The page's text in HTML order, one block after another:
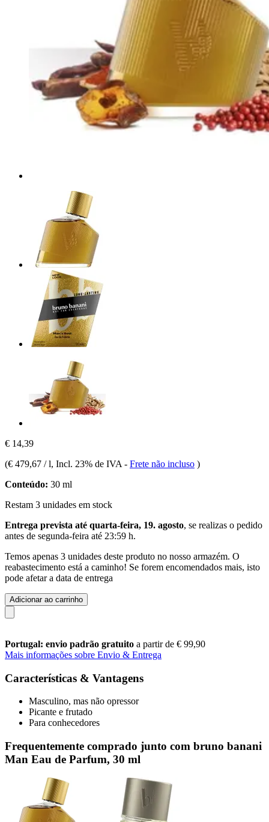
€ 14,39
(€ 479,67 / l, Incl. 23% de IVA - Frete não incluso )
Conteúdo: 30 ml
Restam 3 unidades em stock
Entrega prevista até quarta-feira, 19. agosto, se realizas o pedido
antes de segunda-feira até 23:59 h.
Temos apenas 3 unidades deste produto no nosso armazém. O
reabastecimento está a caminho! Se forem encomendados mais, isto
pode afetar a data de entrega
Adicionar ao carrinho
Portugal: envio padrão gratuito a partir de € 99,90
Mais informações sobre Envio & Entrega
Características & Vantagens
Masculino, mas não opressor
Picante e frutado
Para conhecedores
Frequentemente comprado junto com bruno banani
Man Eau de Parfum, 30 ml